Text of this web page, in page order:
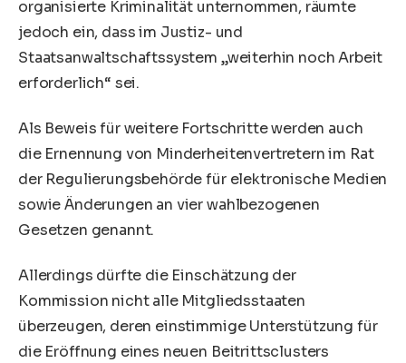
organisierte Kriminalität unternommen, räumte
jedoch ein, dass im Justiz- und
Staatsanwaltschaftssystem „weiterhin noch Arbeit
erforderlich“ sei.
Als Beweis für weitere Fortschritte werden auch
die Ernennung von Minderheitenvertretern im Rat
der Regulierungsbehörde für elektronische Medien
sowie Änderungen an vier wahlbezogenen
Gesetzen genannt.
Allerdings dürfte die Einschätzung der
Kommission nicht alle Mitgliedsstaaten
überzeugen, deren einstimmige Unterstützung für
die Eröffnung eines neuen Beitrittsclusters